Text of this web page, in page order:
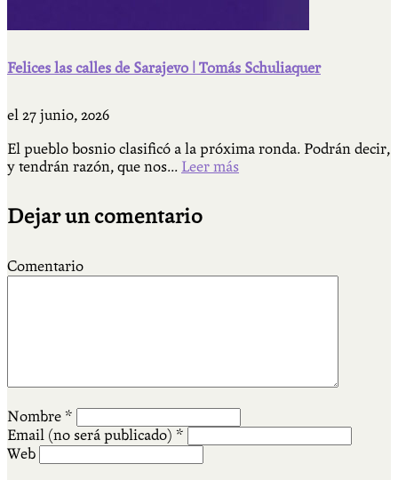
Felices las calles de Sarajevo | Tomás Schuliaquer
el 27 junio, 2026
El pueblo bosnio clasificó a la próxima ronda. Podrán decir,
y tendrán razón, que nos... Leer más
Dejar un comentario
Comentario
Nombre *
Email (no será publicado) *
Web